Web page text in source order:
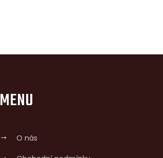
MENU
O nás